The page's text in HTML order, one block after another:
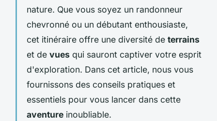
nature. Que vous soyez un randonneur
chevronné ou un débutant enthousiaste,
cet itinéraire offre une diversité de terrains
et de vues qui sauront captiver votre esprit
d'exploration. Dans cet article, nous vous
fournissons des conseils pratiques et
essentiels pour vous lancer dans cette
aventure inoubliable.